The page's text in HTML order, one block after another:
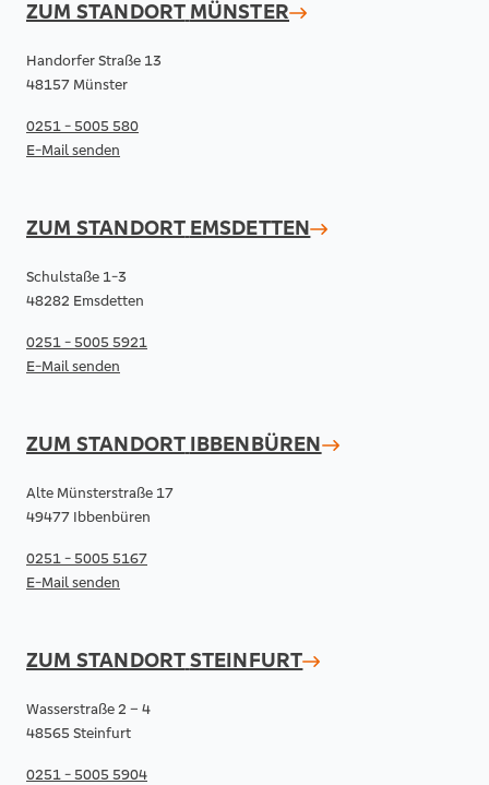
ZUM STANDORT MÜNSTER
Handorfer Straße 13
48157 Münster
0251 - 5005 580
E-Mail senden
ZUM STANDORT EMSDETTEN
Schulstaße 1-3
48282 Emsdetten
0251 - 5005 5921
E-Mail senden
ZUM STANDORT IBBENBÜREN
Alte Münsterstraße 17
49477 Ibbenbüren
0251 - 5005 5167
E-Mail senden
ZUM STANDORTSTEINFURT
Wasserstraße 2 – 4
48565 Steinfurt
0251 - 5005 5904